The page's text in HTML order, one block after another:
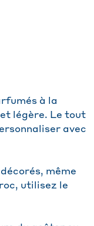
à la
légère. Le tout
avec
même
utilisez le